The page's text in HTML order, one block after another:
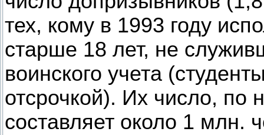
тех, кому в 1993 году
старше 18 лет, не
воинского учета
отсрочкой). Их число,
составляет около 1 млн.